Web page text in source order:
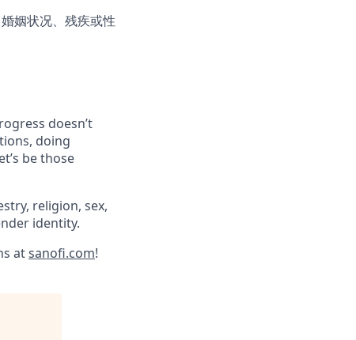
姻状况、残疾或性
doesn’t
doing
be those
religion, sex,
identity.
atsanofi.com!